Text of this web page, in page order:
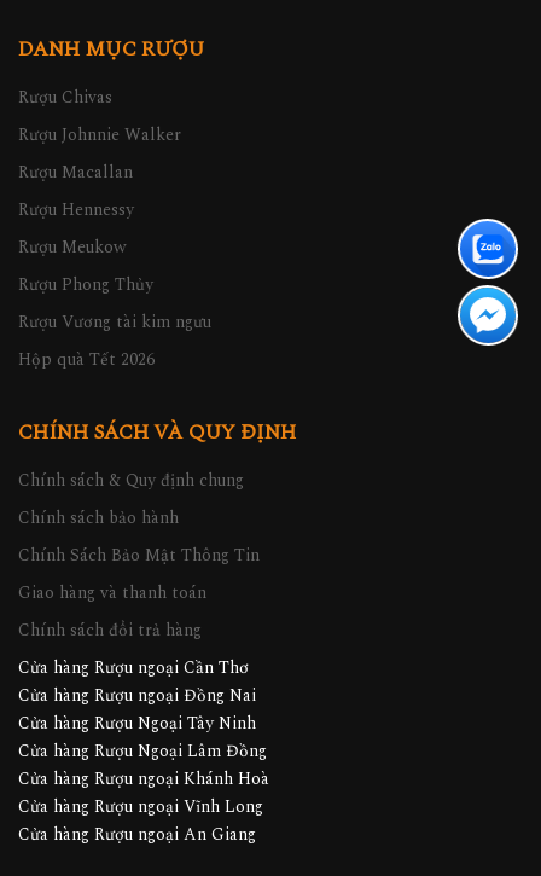
DANH MỤC RƯỢU
Rượu Chivas
Rượu Johnnie Walker
Rượu Macallan
Rượu Hennessy
Rượu Meukow
Rượu Phong Thủy
Rượu Vương tài kim ngưu
Hộp quà Tết 2026
CHÍNH SÁCH VÀ QUY ĐỊNH
Chính sách & Quy định chung
Chính sách bảo hành
Chính Sách Bảo Mật Thông Tin
Giao hàng và thanh toán
Chính sách đổi trả hàng
Cửa hàng Rượu ngoại Cần Thơ
Cửa hàng Rượu ngoại Đồng Nai
Cửa hàng Rượu Ngoại Tây Ninh
Cửa hàng Rượu Ngoại Lâm Đồng
Cửa hàng Rượu ngoại Khánh Hoà
Cửa hàng Rượu ngoại Vĩnh Long
Cửa hàng Rượu ngoại An Giang